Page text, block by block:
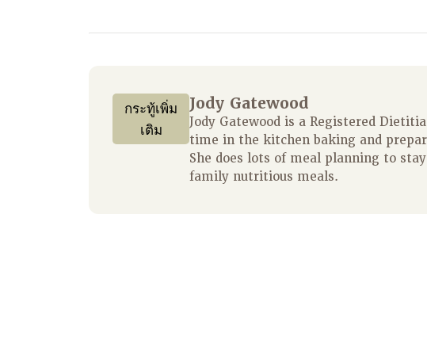
กระทู้เพิ่ม
เติม
Jody Gatewood
Jody Gatewood is a Registered
time in the kitchen baking and
She does lots of meal planning to
family nutritious meals.